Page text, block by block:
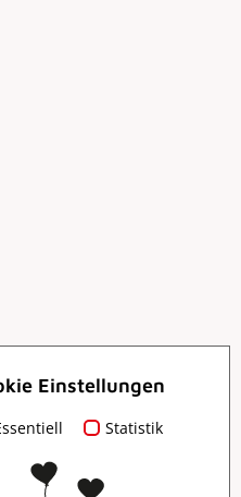
Einstellungen
Statistik